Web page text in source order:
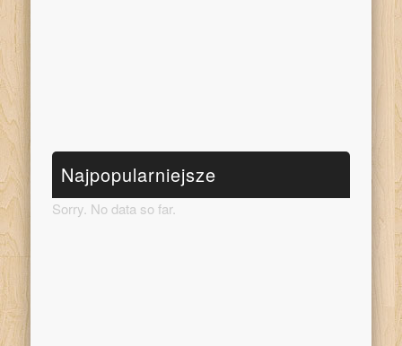
Najpopularniejsze
Sorry. No data so far.